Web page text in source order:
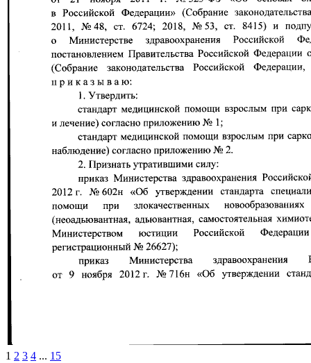
1 2 3 4 ... 15